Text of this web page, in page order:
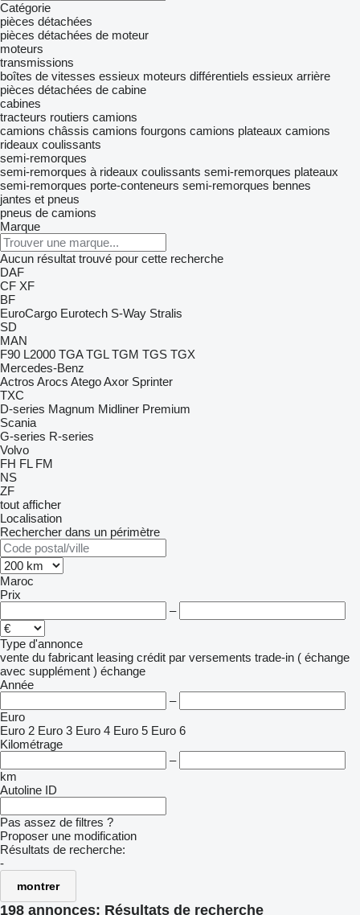
Catégorie
pièces détachées
pièces détachées de moteur
moteurs
transmissions
boîtes de vitesses essieux moteurs différentiels essieux arrière
pièces détachées de cabine
cabines
tracteurs routiers camions
camions châssis camions fourgons camions plateaux camions
rideaux coulissants
semi-remorques
semi-remorques à rideaux coulissants semi-remorques plateaux
semi-remorques porte-conteneurs semi-remorques bennes
jantes et pneus
pneus de camions
Marque
Aucun résultat trouvé pour cette recherche
DAF
CF XF
BF
EuroCargo Eurotech S-Way Stralis
SD
MAN
F90 L2000 TGA TGL TGM TGS TGX
Mercedes-Benz
Actros Arocs AtegoAxor Sprinter
TXC
D-series Magnum Midliner Premium
Scania
G-series R-series
Volvo
FH FL FM
NS
ZF
tout afficher
Localisation
Rechercher dans un périmètre
Maroc
Prix
–
Type d'annonce
vente du fabricant leasing crédit par versements trade-in ( échange
avec supplément ) échange
Année
–
Euro
Euro 2 Euro 3 Euro 4 Euro 5 Euro 6
Kilométrage
–
km
Autoline ID
Pas assez de filtres ?
Proposer une modification
Résultats de recherche:
-
montrer
198 annonces: Résultats de recherche